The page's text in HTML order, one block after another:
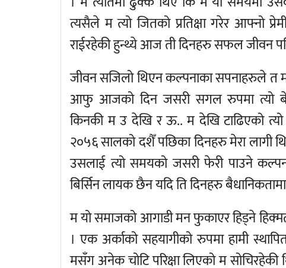
त्यसैले म त्यो जितको प्रतिक्षा गरेर आफ्नो
राईरहेकी हुन्थ्ये आज ती दिनहरु सफल जीवन
जीवन सजिलो थिएन कल्पनाका सपनाहरुले त
आफु आजको दिन जसरी सगल रुपमा त्यो
किनकी म उ देखि र ऊ.. म देखि टाढिएको
२०५६ सालको दशैँ पछिका दिनहरु मेरा लागी
उसलाई त्यो समयको जसरी फेरी पाउने
बिर्सिन लायक छैन यदि ति दिनहरु
म यो समाजको आगाडी मन फुकाएर हिड्ने
। एक अर्काको सहयागीको रुपमा हामी
मसँग अनेक चोटि परिक्षा लिएको म सोचिरहेकी